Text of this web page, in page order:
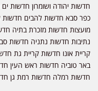
חדשות יהודה ושומרון חדשות
כפר סבא חדשות להבים חדשות
מועצות חדשות מזכרת בתיה
נתיבות חדשות נתניה חדשות
קריית אונו חדשות קריית גת
באר טוביה חדשות ראש העין
חדשות רמלה חדשות רמת גן